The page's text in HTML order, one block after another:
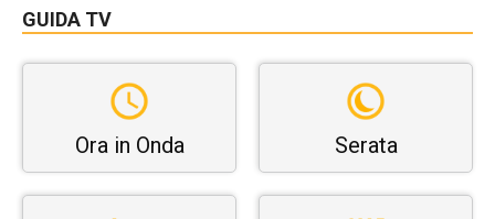
GUIDA TV
Ora in Onda Serata